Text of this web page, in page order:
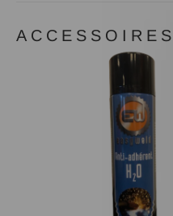
ACCESSOIRES